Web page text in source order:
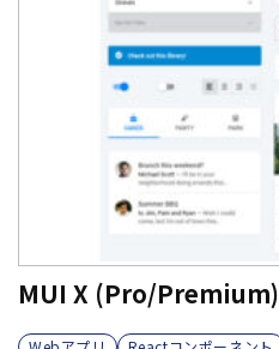
MUI X (Pro/Premium)